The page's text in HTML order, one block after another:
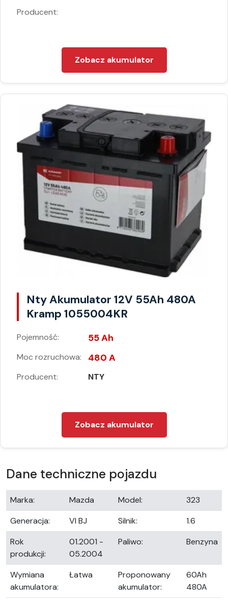
Producent:
Zobacz akumulator
Nty Akumulator 12V 55Ah 480A
Kramp 1055004KR
Pojemność: 55 Ah
Moc rozruchowa: 480 A
Producent: NTY
Zobacz akumulator
Dane techniczne pojazdu
Marka: Mazda Model:
323
Generacja:
VI BJ Silnik:
1.6
Rok
produkcji:
01.2001 -
05.2004
Paliwo: Benzyna
Wymiana
akumulatora:
Łatwa
Proponowany
akumulator:
60Ah
480A